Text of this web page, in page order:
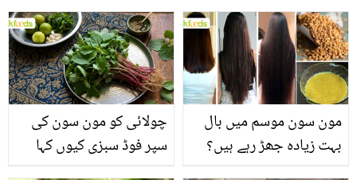
چولائی کو مون سون کی
سپر فوڈ سبزی کیوں کہا
مون سون موسم میں بال
بہت زیادہ جھڑ رہے ہیں؟